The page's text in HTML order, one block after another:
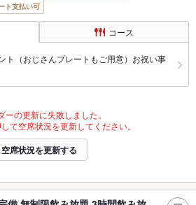
ト支払い可
コース
（おじさんプレートもご用意）お祝い事
ーの更新に失敗しました。
て空席状況を更新してください。
空席状況を更新する